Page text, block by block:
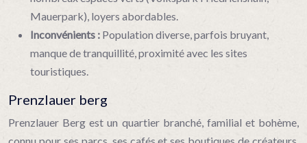
Mauerpark), loyers abordables.
Inconvénients : Population diverse, parfois bruyant,
manque de tranquillité, proximité avec les sites
touristiques.
Prenzlauer berg
Prenzlauer Berg est un quartier branché, familial et bohème,